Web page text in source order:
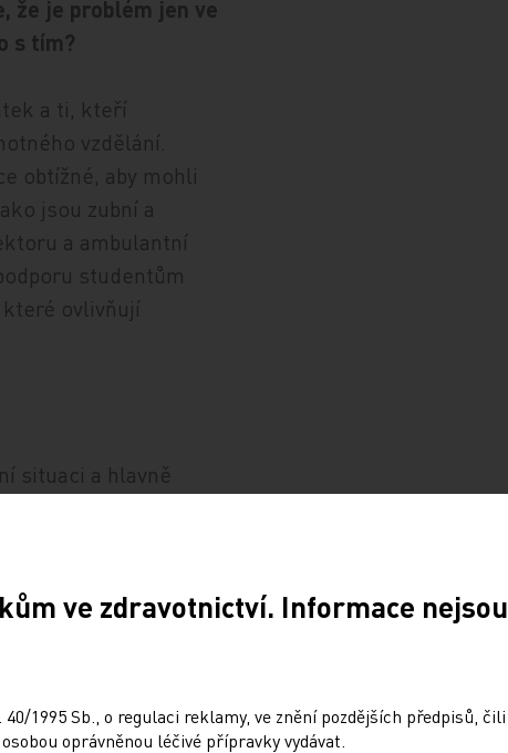
že je problém jen ve
s tím?
a ti, kteří
vzdělání.
obtížné, aby mohli
jsou zubní a
a ambulantní
studentům
ovlivňují
situaci a hlavně
A netýká se to
nové zubaře.
ve zdravotnictví. Informace nejsou
1995 Sb., o regulaci reklamy, ve znění pozdějších předpisů, čili
oprávněnou léčivé přípravky vydávat.